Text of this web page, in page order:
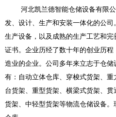
河北凯兰德智能仓储设备有限公
发、设计、生产和安装一体化的公
生产设备，以及成熟的生产工艺和
证书。企业历经了数十年的创业历
造业的企业。公司多年来立志于仓
有：自动立体仓库、穿梭式货架、
台货架、重型货架、横梁式货架、
货架、中轻型货架等物流仓储设备